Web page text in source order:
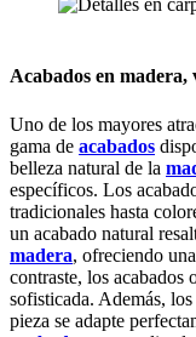
Acabados en
Uno de los mayores
gama de acabados
belleza natural de la
específicos. Los
tradicionales hasta
un acabado natural
madera, ofreciendo
contraste, los acabados
sofisticada. Además,
pieza se adapte